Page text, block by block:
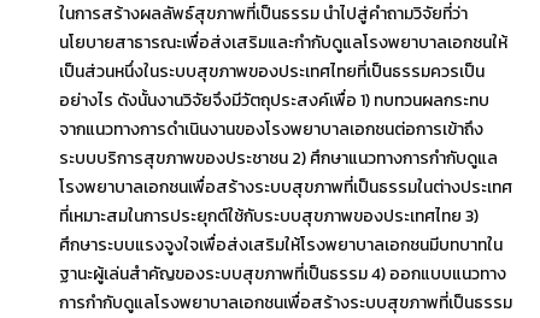
ในการสร้างผลลัพธ์สุขภาพที่เป็นธรรม นำไปสู่คำถามวิจัยที่ว่า
นโยบายสาธารณะเพื่อส่งเสริมและกำกับดูแลโรงพยาบาลเอกชนให้
เป็นส่วนหนึ่งในระบบสุขภาพของประเทศไทยที่เป็นธรรมควรเป็น
อย่างไร ดังนั้นงานวิจัยจึงมีวัตถุประสงค์เพื่อ 1) ทบทวนผลกระทบ
จากแนวทางการดำเนินงานของโรงพยาบาลเอกชนต่อการเข้าถึง
ระบบบริการสุขภาพของประชาชน 2) ศึกษาแนวทางการกำกับดูแล
โรงพยาบาลเอกชนเพื่อสร้างระบบสุขภาพที่เป็นธรรมในต่างประเทศ
ที่เหมาะสมในการประยุกต์ใช้กับระบบสุขภาพของประเทศไทย 3)
ศึกษาระบบแรงจูงใจเพื่อส่งเสริมให้โรงพยาบาลเอกชนมีบทบาทใน
ฐานะผู้เล่นสำคัญของระบบสุขภาพที่เป็นธรรม 4) ออกแบบแนวทาง
การกำกับดูแลโรงพยาบาลเอกชนเพื่อสร้างระบบสุขภาพที่เป็นธรรม